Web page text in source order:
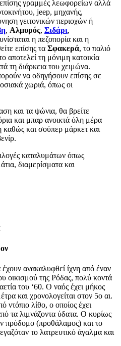
γραμμές λεωφορείων αλλά
jeep, μηχανής,
γειτονικών περιοχών ή
, Αλμυρός, Σιδάρι,
η πεζοπορία και η
επίσης τα Σφακερά, το παλιό
αποτελεί τη μόνιμη κατοικία
τη διάρκεια του χειμώνα.
να οδηγήσουν επίσης σε
χωριά, όπως οι
και τα ψώνια, θα βρείτε
και μπαρ ανοικτά όλη μέρα
καθώς και σούπερ μάρκετ και
καταλυμάτων όπως
διαμερίσματα και
ανακαλυφθεί ίχνη από έναν
οικισμού της Ρόδας, πολύ κοντά
του ‘60. Ο ναός έχει μήκος
και χρονολογείται στον 5ο αι.
λίθο, ο οποίος έχει
τα λιμνάζοντα ύδατα. Ο κυρίως
πρόδομο (προθάλαμος) και το
το λατρευτικό άγαλμα και